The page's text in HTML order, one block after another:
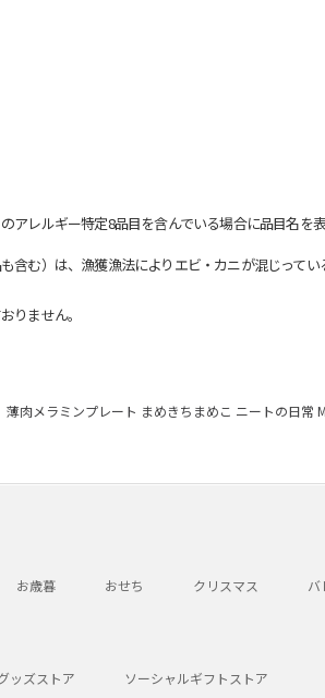
レルギー特定8品目を含んでいる場合に品目名を表
む）は、漁獲漁法によりエビ・カニが混じって
りません。
薄肉メラミンプレート まめきちまめこ ニートの日常
お歳暮 おせち クリスマス バ
ッズストア ソーシャルギフトストア